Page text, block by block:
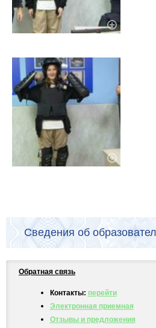
Сведения об
Обратная связь
Контакты: перейти
Электронная приемная
Отзывы и предложения